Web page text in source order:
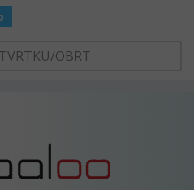
OBRT